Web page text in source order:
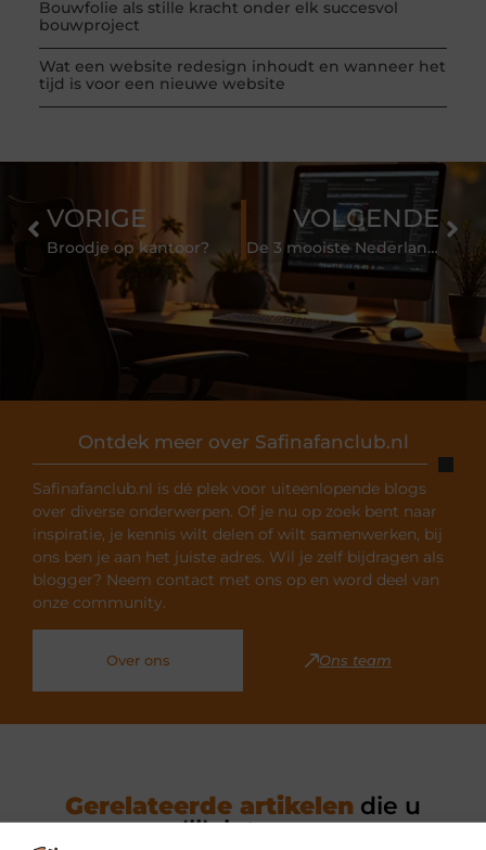
Bouwfolie als stille kracht onder elk succesvol
bouwproject
Wat een website redesign inhoudt en wanneer het
tijd is voor een nieuwe website
Ontdek meer over Safinafanclub.nl
Safinafanclub.nl is dé plek voor uiteenlopende blogs
over diverse onderwerpen. Of je nu op zoek bent naar
inspiratie, je kennis wilt delen of wilt samenwerken, bij
ons ben je aan het juiste adres. Wil je zelf bijdragen als
blogger? Neem contact met ons op en word deel van
onze community.
Over ons Ons team
VORIGE
Broodje op kantoor?
VOLGENDE
De 3 mooiste Nederlandse doelpunten in de geschiedenis
Gerelateerde artikelen die u
mogelijk interesseren